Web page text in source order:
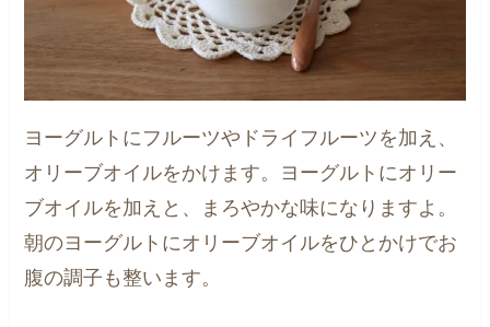
ヨーグルトにフルーツやドライフルーツを加え、
オリーブオイルをかけます。ヨーグルトにオリー
ブオイルを加えと、まろやかな味になりますよ。
朝のヨーグルトにオリーブオイルをひとかけでお
腹の調子も整います。